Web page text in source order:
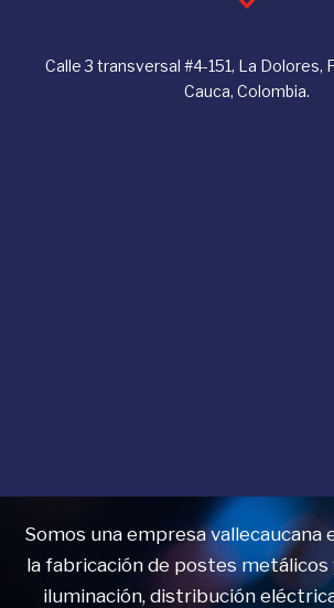
Calle 3 transversal #4-151, La Dolores,
Cauca, Colombia.
Somos una empresa vallecaucana
la fabricación de postes metálicos
iluminación, distribución